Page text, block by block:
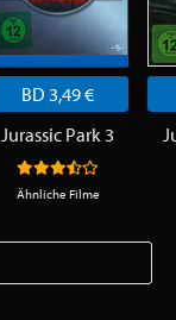
BD 3,49 €
Jurassic Park 3
Ähnliche Filme